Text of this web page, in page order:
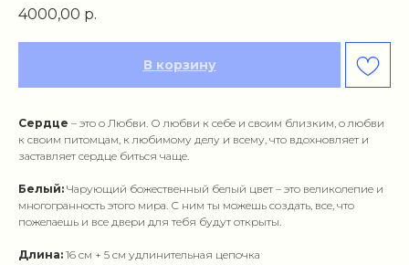
4000,00 р.
В корзину
Сердце – это о Любви. О любви к себе и своим близким, о любви
к своим питомцам, к любимому делу и всему, что вдохновляет и
заставляет сердце биться чаще.
Белый: Чарующий божественный белый цвет – это великолепие и
многогранность этого мира. С ним ты можешь создать, все, что
пожелаешь и все двери для тебя будут открыты.
Длина: 16 см + 5 см удлинительная цепочка